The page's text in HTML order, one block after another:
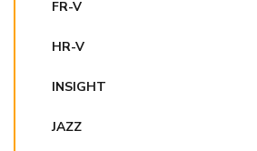
FR-V
HR-V
INSIGHT
JAZZ